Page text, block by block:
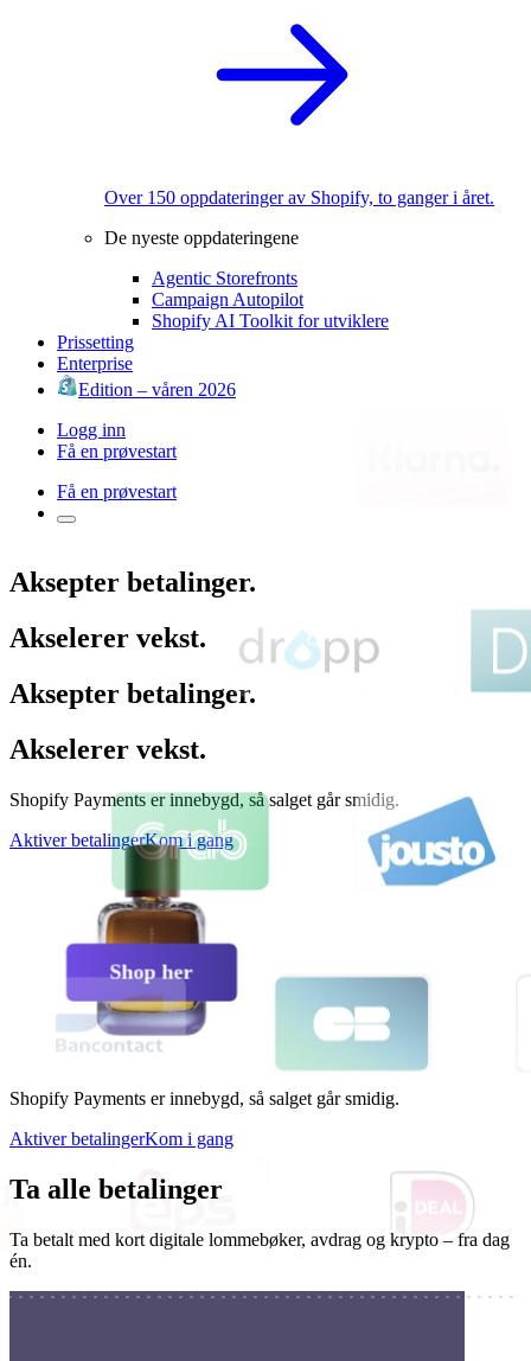
Over 150 oppdateringer av Shopify, to ganger i året.
De nyeste oppdateringene
Agentic Storefronts
Campaign Autopilot
Shopify AI Toolkit for utviklere
Prissetting
Enterprise
Edition – våren 2026
Logg inn
Få en prøvestart
Få en prøvestart
Aksepter betalinger.
Akselerer vekst.
Aksepter betalinger.
Akselerer vekst.
Shopify Payments er innebygd, så salget går smidig.
Aktiver betalingerKom i gang
2 310 kr
Shop her
Shopify Payments er innebygd, så salget går smidig.
Aktiver betalingerKom i gang
Ta alle betalinger
Ta betalt med kort digitale lommebøker, avdrag og krypto – fra dag
én.